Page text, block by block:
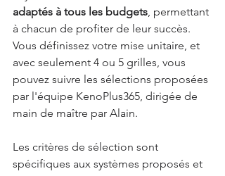
adaptés à tous les budgets , permettant
à chacun de profiter de leur succès.
Vous définissez votre mise unitaire, et
avec seulement 4 ou 5 grilles, vous
pouvez suivre les sélections proposées
par l'équipe KenoPlus365, dirigée de
main de maître par Alain.
Les critères de sélection sont
spécifiques aux systèmes proposés et